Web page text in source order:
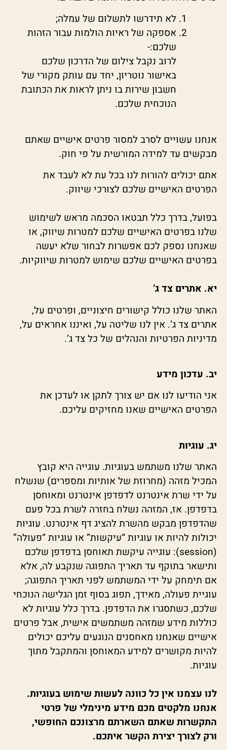
לא תידרשו לתשלום של עמלה;
אספקה של ראיות הולמות עבור הזהות
שלכם:-
לרוב נקבל צילום של הדרכון שלכם
באישור נוטריון, יחד עם עותק מקורי של
חשבון שירות בו ניתן לראות את הכתובת
הנוכחית שלכם.
אנחנו עשויים לסרב למסור פרטים אישיים שאתם
מבקשים עד למידה המורשית על פי חוק.
אתם יכולים להורות לנו בכל עת לא לעבד את
הפרטים האישיים שלכם לצורכי שיווק.
בפועל, בדרך כלל תבטאו הסכמה מראש לשימוש
שלנו בפרטים האישיים שלכם למטרות שיווק, או
שאנחנו נספק לכם אפשרות לבחור שלא יעשה
בפרטים האישיים שלכם שימוש למטרות שיווקיות.
יא. אתרים צד ג’
האתר שלנו כולל קישורים חיצוניים, ופרטים על,
אתרים צד ג’. אין לנו שליטה על, ואיננו אחראים על,
מדיניות הפרטיות והנהלים של כל צד ג’.
יב. עדכון מידע
אני הודיעו לנו אם יש צורך לתקן או לעדכן את
הפרטים האישיים שאנו מחזיקים עליכם.
יג. עוגיות
האתר שלנו משתמש בעוגיות. עוגייה היא קובץ
המכיל מזהה (מחרוזת של אותיות ומספרים) שנשלח
על ידי שרת אינטרנט לדפדפן אינטרנט ומאוחסן
בדפדפן. אז, המזהה נשלח בחזרה לשרת בכל פעם
שהדפדפן מבקש מהשרת להציג דף אינטרנט. עוגיות
יכולות להיות או עוגיות “עיקשות” או עוגיות “פעולה”
(session): עוגייה עיקשת תאוחסן בדפדפן שלכם
ותישאר בתוקף עד תאריך התפוגה שנקבע לה, אלא
אם תימחק על ידי המשתמש לפני תאריך התפוגה;
עוגיית פעולה, מאידך, תפוג בסוף זמן הגלישה הנוכחי
שלכם, כשתסגרו את הדפדפן. בדרך כלל עוגיות לא
כוללות מידע שמזהה משתמשים אישית, אבל פרטים
אישיים שאנחנו מאחסנים הנוגעים עליכם יכולים
להיות מקושרים למידע המאוחסן והמתקבל מתוך
עוגיות.
לנו עצמנו אין כל כוונה לעשות שימוש בעוגיות.
אנחנו מלקטים מכם מידע מינימלי של פרטי
התקשרות שאתם השארתם מרצונכם החופשי,
ורק לצורך יצירת הקשר איתכם.